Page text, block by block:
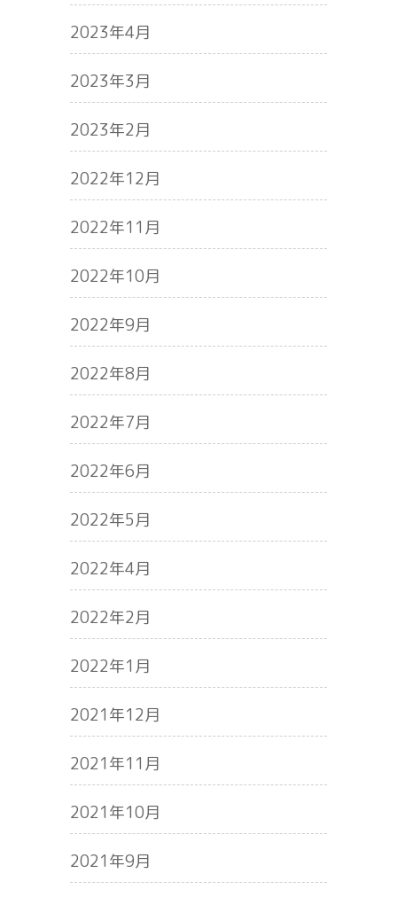
2023年4月
2023年3月
2023年2月
2022年12月
2022年11月
2022年10月
2022年9月
2022年8月
2022年7月
2022年6月
2022年5月
2022年4月
2022年2月
2022年1月
2021年12月
2021年11月
2021年10月
2021年9月